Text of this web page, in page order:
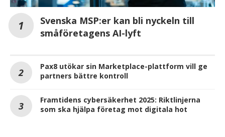
Svenska MSP:er kan bli nyckeln till
småföretagens AI-lyft
Pax8 utökar sin Marketplace-plattform vill ge
partners bättre kontroll
Framtidens cybersäkerhet 2025: Riktlinjerna
som ska hjälpa företag mot digitala hot